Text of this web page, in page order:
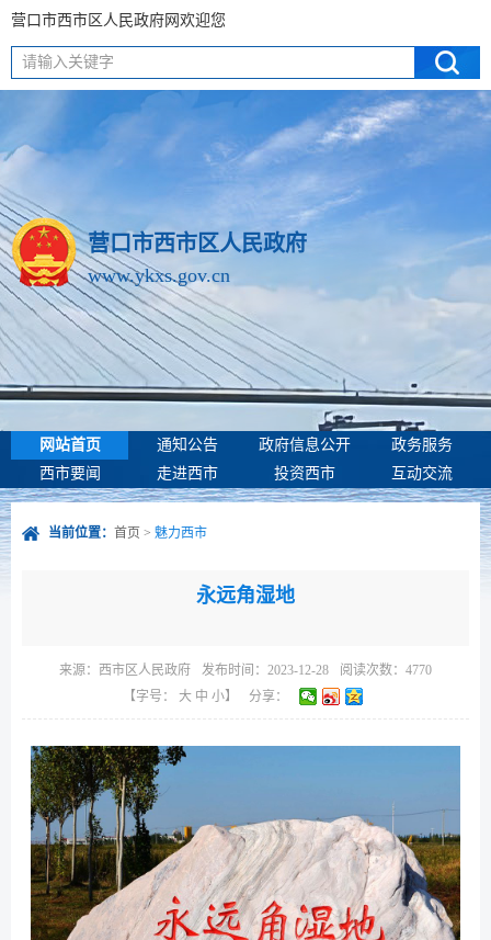
营口市西市区人民政府网欢迎您
请输入关键字
营口市西市区人民政府
www.ykxs.gov.cn
网站首页 通知公告 政府信息公开
政务服务
西市要闻
走进西市 投资西市 互动交流
当前位置： 首页 > 魅力西市
永远角湿地
来源： 西市区人民政府 发布时间：2023-12-28 阅读次数： 4770
【字号： 大 中 小】 分享：